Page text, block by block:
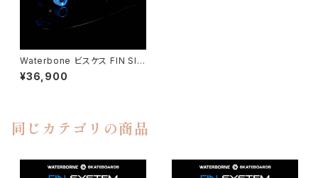
Waterbone ビスケス FIN SIS
TEM コンプリート
¥36,900
同じカテゴリの商品